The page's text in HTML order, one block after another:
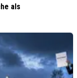
als